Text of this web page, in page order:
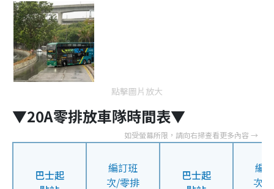
點擊圖片放大
▼20A零排放車隊時間表▼
巴士起
編訂班
次/零排
巴士起
編
次/